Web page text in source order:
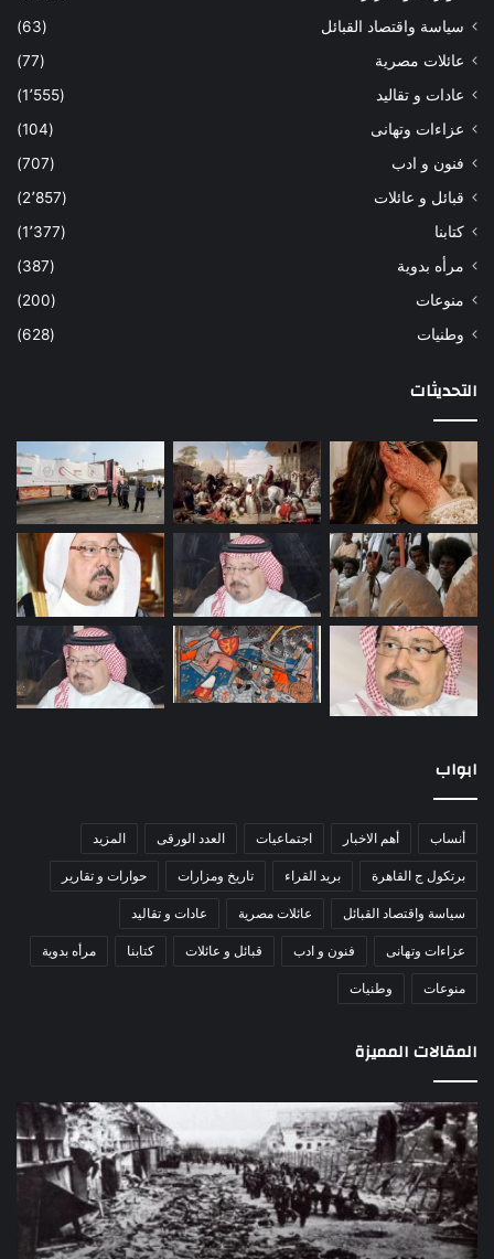
سياسة واقتصاد القبائل
(63)
عائلات مصرية
(77)
عادات و تقاليد
(1٬555)
عزاءات وتهانى
(104)
فنون و ادب
(707)
قبائل و عائلات
(2٬857)
كتابنا
(1٬377)
مرأه بدوية
(387)
منوعات
(200)
وطنيات
(628)
التحديثات
ابواب
أنساب أهم الاخبار اجتماعيات العدد الورقى المزيد
برتكول ج القاهرة بريد القراء تاريخ ومزارات حوارات و تقارير
سياسة واقتصاد القبائل عائلات مصرية عادات و تقاليد
عزاءات وتهانى فنون و ادب قبائل و عائلات كتابنا مرأه بدوية
منوعات وطنيات
المقالات المميزة
اللواء
دكتور
راضي
عبدالمعطي
يكتب:
30
يونيو